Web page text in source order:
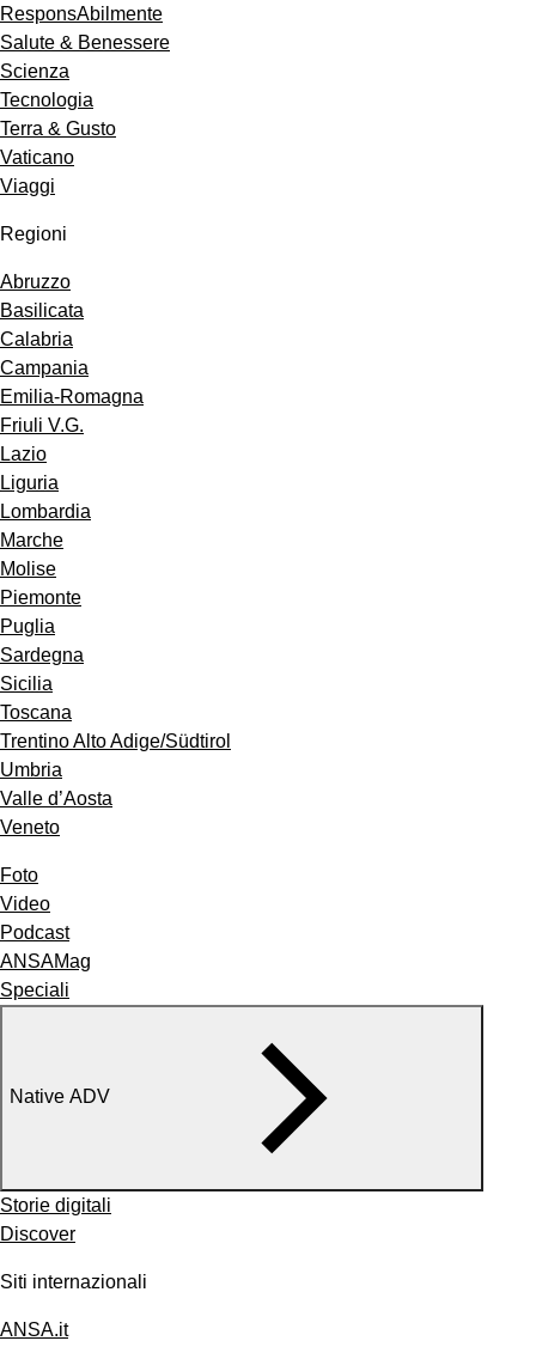
ResponsAbilmente
Salute & Benessere
Scienza
Tecnologia
Terra & Gusto
Vaticano
Viaggi
Regioni
Abruzzo
Basilicata
Calabria
Campania
Emilia-Romagna
Friuli V.G.
Lazio
Liguria
Lombardia
Marche
Molise
Piemonte
Puglia
Sardegna
Sicilia
Toscana
Trentino Alto Adige/Südtirol
Umbria
Valle d’Aosta
Veneto
Foto
Video
Podcast
ANSAMag
Speciali
Native ADV
Storie digitali
Discover
Siti internazionali
ANSA.it